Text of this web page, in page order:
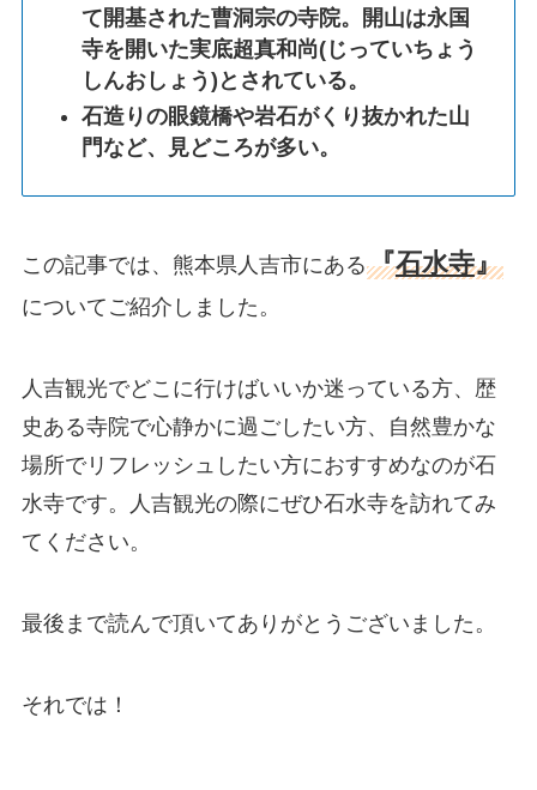
て開基された曹洞宗の寺院。開山は永国
寺を開いた実底超真和尚(じっていちょう
しんおしょう)とされている。
石造りの眼鏡橋や岩石がくり抜かれた山
門など、見どころが多い。
この記事では、熊本県人吉市にある『石水寺』
についてご紹介しました。
人吉観光でどこに行けばいいか迷っている方、歴
史ある寺院で心静かに過ごしたい方、自然豊かな
場所でリフレッシュしたい方におすすめなのが石
水寺です。人吉観光の際にぜひ石水寺を訪れてみ
てください。
最後まで読んで頂いてありがとうございました。
それでは！